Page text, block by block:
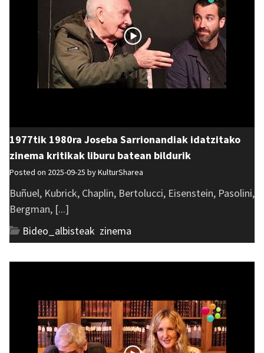
1977tik 1980ra Joseba Sarrionandiak idatzitako
zinema kritikak liburu batean bildurik
Posted on 2025-09-25 byKulturSharea
Buñuel, Kubrick, Chaplin, Bertolucci, Eisenstein, Pasolini,
Bergman, [...]
Bideo_albisteak zinema